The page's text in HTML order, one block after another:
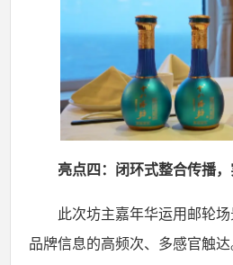
亮点四：闭环式整合传播
此次坊主嘉年华运用邮轮
品牌信息的高频次、多感官触